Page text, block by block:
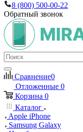
8 (800) 500-00-22
Обратный звонок
Сравнение0
Отложенные 0
Корзина 0
Каталог
Apple iPhone
Samsung Galaxy